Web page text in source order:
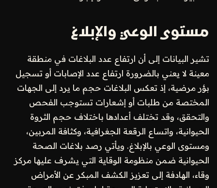
مستوى الوعي والإبلاغ
تشير البيانات إلى أن ارتفاع عدد البلاغات في منطقة
معينة لا يعني بالضرورة ارتفاع عدد الإصابات أو تسجيل
بؤر مرضية، إذ تعكس البلاغات حجم ما يرد إلى الجهات
المختصة من طلبات أو إشعارات تستوجب الفحص
والتحقق، وقد تختلف أعدادها باختلاف حجم الثروة
الحيوانية، واتساع الرقعة الجغرافية، وكثافة المربين،
ومستوى الوعي بالإبلاغ. ويأتي رصد بلاغات الصحة
الحيوانية ضمن منظومة الوقاية التي يشرف عليها مركز
وقاء، الهادفة إلى تعزيز الكشف المبكر عن الأمراض